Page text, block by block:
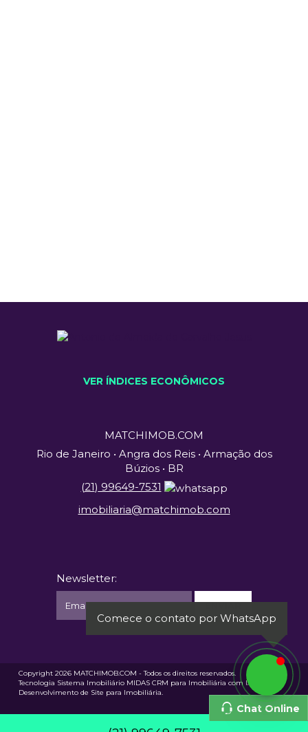
VER ÍNDICES ECONÔMICOS
MATCHIMOB.COM
Rio de Janeiro • Angra dos Reis • Armação dos
Búzios • BR
(21) 99649-7531
imobiliaria@matchimob.com
Newsletter:
Chat Online
Comece o contato por WhatsApp
Copyright 2026 MATCHIMOB.COM - Todos os direitos reservados.
Tecnologia Sistema Imobiliário MIDAS CRM para Imobiliária com IA
Desenvolvimento de Site para Imobiliária.